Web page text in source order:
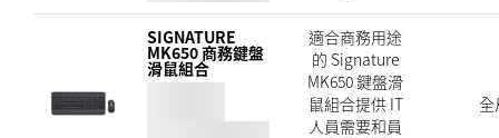
SIGNATURE
MK650 商務鍵盤
滑鼠組合
適合商務用途
的 Signature
MK650 鍵盤滑
鼠組合提供 IT
人員需要和員
全